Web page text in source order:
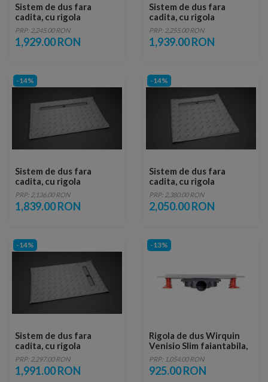
Sistem de dus fara
cadita, cu rigola
Radaway RadaDrain pe
marginea lunga 100 x 80
cm
PRP: 2,245.00 RON
1,929.00 RON
Sistem de dus fara
cadita, cu rigola
Radaway RadaDrain pe
marginea lunga 100 x 90
cm
PRP: 2,255.00 RON
1,939.00 RON
-14%
Sistem de dus fara
cadita, cu rigola
Radaway RadaDrain pe
marginea lunga 90 x 80
cm
PRP: 2,136.00 RON
1,839.00 RON
-14%
Sistem de dus fara
cadita, cu rigola
Radaway RadaDrain 90 x
90 cm
PRP: 2,380.00 RON
2,050.00 RON
-14%
Sistem de dus fara
cadita, cu rigola
Radaway RadaDrain pe
marginea scurta 100 x
80 cm
PRP: 2,297.00 RON
1,991.00 RON
-13%
Rigola de dus Wirquin
Venisio Slim faiantabila,
70 cm
PRP: 1,054.00 RON
925.00 RON